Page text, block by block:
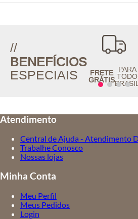
//
BENEFÍCIOS
ESPECIAIS
FRETE
GRÁTIS
PARA
TODO
BRASIL
Atendimento
Central de Ajuda - Atendimento
Trabalhe Conosco
Nossas lojas
Minha Conta
Meu Perfil
Meus Pedidos
Login